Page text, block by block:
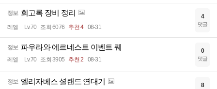
정보 회고록 장비 정리
레엘 Lv.70 조회 6076 추천 4 08-31
4
댓글
정보 파우라와 에르네스트 이벤트 퀘
레엘 Lv.70 조회 3905 추천 2 08-31
0
댓글
정보 엘리자베스 셜랜드 연대기 8